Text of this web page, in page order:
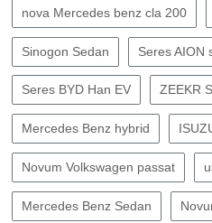
nova Mercedes benz cla 200
Sinogon Sedan Seres AION
Seres BYD Han EV ZEEKR
Mercedes Benz hybrid
Novum Volkswagen passat
Mercedes Benz Sedan